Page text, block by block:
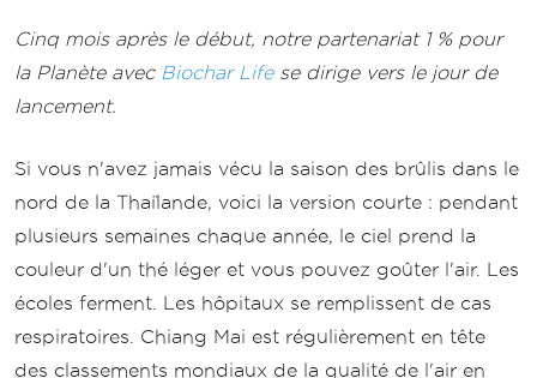
Cinq mois après le début, notre partenariat 1 % pour
la Planète avec Biochar Lifese dirige vers le jour de
lancement.
Si vous n'avez jamais vécu la saison des brûlis dans le
nord de la Thaïlande, voici la version courte : pendant
plusieurs semaines chaque année, le ciel prend la
couleur d'un thé léger et vous pouvez goûter l'air. Les
écoles ferment. Les hôpitaux se remplissent de cas
respiratoires. Chiang Mai est régulièrement en tête
des classements mondiaux de la qualité de l'air en